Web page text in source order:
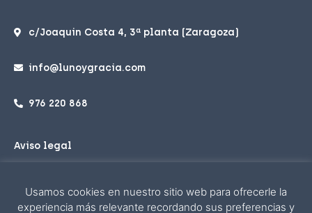
c/Joaquin Costa 4, 3ª planta (Zaragoza)
info@lunoygracia.com
976 220 868
Aviso legal
Política de cookies
Usamos cookies en nuestro sitio web para ofrecerle la
experiencia más relevante recordando sus preferencias y